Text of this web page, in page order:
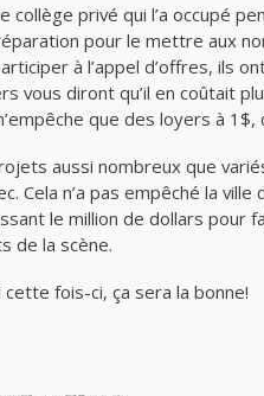
collège privé qui l’a occupé
pour le mettre aux
à l’appel d’offres, ils
vous diront qu’il en coûtait
que des loyers à
aussi nombreux que
Cela n’a pas empêché la
le million de dollars pour
de la scène.
fois-ci, ça sera la bonne!